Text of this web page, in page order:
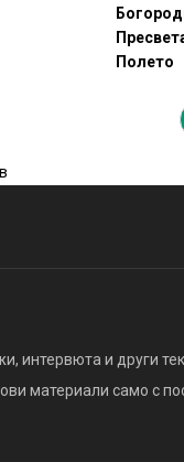
Полето
интервюта и други
материали само с